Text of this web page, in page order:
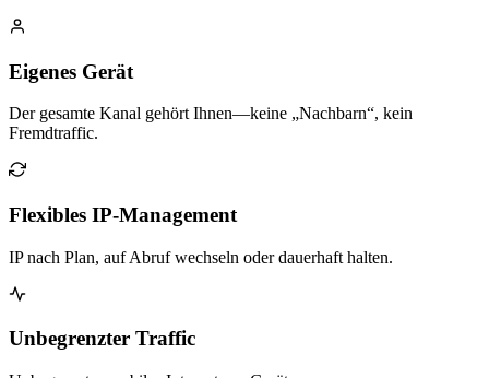
Eigenes Gerät
Der gesamte Kanal gehört Ihnen—keine „Nachbarn“, kein
Fremdtraffic.
Flexibles IP-Management
IP nach Plan, auf Abruf wechseln oder dauerhaft halten.
Unbegrenzter Traffic